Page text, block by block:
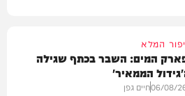
המלא
המים: השבר בכתף שגילה
הממאיר'
06/08/חיים גפן